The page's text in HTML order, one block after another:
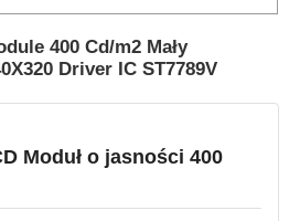
400 Cd/m2 Mały
Driver IC ST7789V
Moduł o jasności 400